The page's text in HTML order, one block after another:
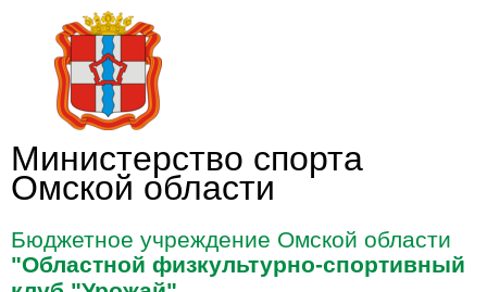
Перейти к основному содержанию
Министерство спорта
Омской области
Бюджетное учреждение Омской области
"Областной физкультурно-спортивный